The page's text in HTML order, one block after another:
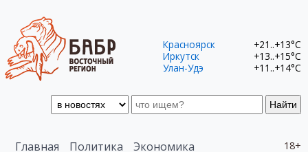
Найти
Красноярск
+21..+13°C
Иркутск
+13..+15°C
Улан-Удэ
+11..+14°C
18+
Главная Политика
Экономика